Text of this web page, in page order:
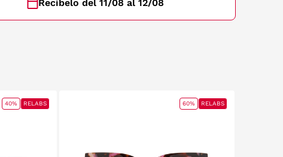
Recíbelo del 11/08 al 12/08
40% RELABS 60% RELABS